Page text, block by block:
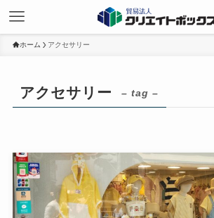
ホーム アクセサリー
アクセサリー – tag –